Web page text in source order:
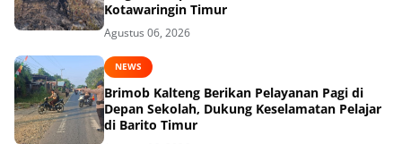
Kotawaringin Timur
Agustus 06, 2026
NEWS
Brimob Kalteng Berikan Pelayanan Pagi di
Depan Sekolah, Dukung Keselamatan Pelajar
di Barito Timur